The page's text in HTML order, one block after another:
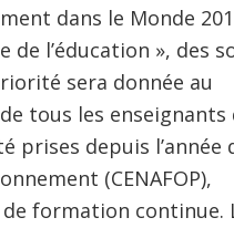
dans le Monde
l’éducation », des
sera donnée au
tous les enseignants
prises depuis l’année
(CENAFOP),
formation continue.